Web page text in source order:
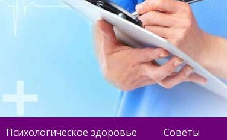
Психологическое здоровье Советы